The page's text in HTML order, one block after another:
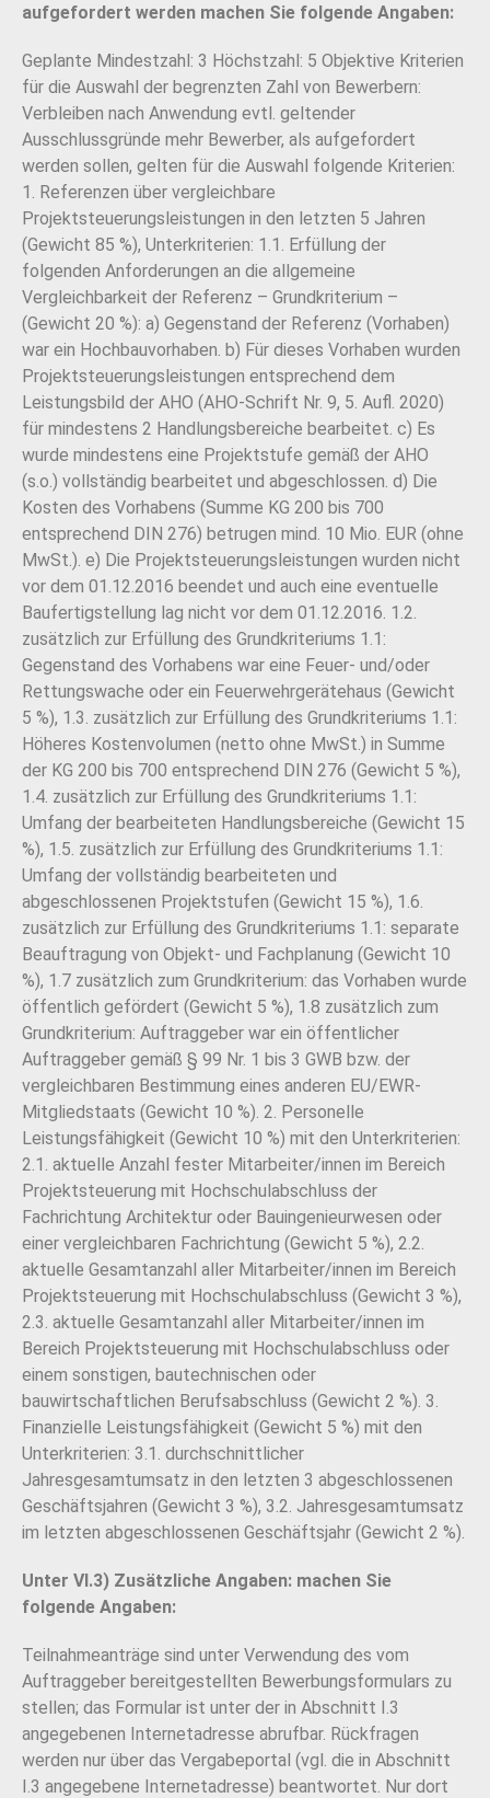
aufgefordert werden machen Sie folgende Angaben:
Geplante Mindestzahl: 3 Höchstzahl: 5 Objektive Kriterien
für die Auswahl der begrenzten Zahl von Bewerbern:
Verbleiben nach Anwendung evtl. geltender
Ausschlussgründe mehr Bewerber, als aufgefordert
werden sollen, gelten für die Auswahl folgende Kriterien:
1. Referenzen über vergleichbare
Projektsteuerungsleistungen in den letzten 5 Jahren
(Gewicht 85 %), Unterkriterien: 1.1. Erfüllung der
folgenden Anforderungen an die allgemeine
Vergleichbarkeit der Referenz – Grundkriterium –
(Gewicht 20 %): a) Gegenstand der Referenz (Vorhaben)
war ein Hochbauvorhaben. b) Für dieses Vorhaben wurden
Projektsteuerungsleistungen entsprechend dem
Leistungsbild der AHO (AHO-Schrift Nr. 9, 5. Aufl. 2020)
für mindestens 2 Handlungsbereiche bearbeitet. c) Es
wurde mindestens eine Projektstufe gemäß der AHO
(s.o.) vollständig bearbeitet und abgeschlossen. d) Die
Kosten des Vorhabens (Summe KG 200 bis 700
entsprechend DIN 276) betrugen mind. 10 Mio. EUR (ohne
MwSt.). e) Die Projektsteuerungsleistungen wurden nicht
vor dem 01.12.2016 beendet und auch eine eventuelle
Baufertigstellung lag nicht vor dem 01.12.2016. 1.2.
zusätzlich zur Erfüllung des Grundkriteriums 1.1:
Gegenstand des Vorhabens war eine Feuer- und/oder
Rettungswache oder ein Feuerwehrgerätehaus (Gewicht
5 %), 1.3. zusätzlich zur Erfüllung des Grundkriteriums 1.1:
Höheres Kostenvolumen (netto ohne MwSt.) in Summe
der KG 200 bis 700 entsprechend DIN 276 (Gewicht 5 %),
1.4. zusätzlich zur Erfüllung des Grundkriteriums 1.1:
Umfang der bearbeiteten Handlungsbereiche (Gewicht 15
%), 1.5. zusätzlich zur Erfüllung des Grundkriteriums 1.1:
Umfang der vollständig bearbeiteten und
abgeschlossenen Projektstufen (Gewicht 15 %), 1.6.
zusätzlich zur Erfüllung des Grundkriteriums 1.1: separate
Beauftragung von Objekt- und Fachplanung (Gewicht 10
%), 1.7 zusätzlich zum Grundkriterium: das Vorhaben wurde
öffentlich gefördert (Gewicht 5 %), 1.8 zusätzlich zum
Grundkriterium: Auftraggeber war ein öffentlicher
Auftraggeber gemäß § 99 Nr. 1 bis 3 GWB bzw. der
vergleichbaren Bestimmung eines anderen EU/EWR-
Mitgliedstaats (Gewicht 10 %). 2. Personelle
Leistungsfähigkeit (Gewicht 10 %) mit den Unterkriterien:
2.1. aktuelle Anzahl fester Mitarbeiter/innen im Bereich
Projektsteuerung mit Hochschulabschluss der
Fachrichtung Architektur oder Bauingenieurwesen oder
einer vergleichbaren Fachrichtung (Gewicht 5 %), 2.2.
aktuelle Gesamtanzahl aller Mitarbeiter/innen im Bereich
Projektsteuerung mit Hochschulabschluss (Gewicht 3 %),
2.3. aktuelle Gesamtanzahl aller Mitarbeiter/innen im
Bereich Projektsteuerung mit Hochschulabschluss oder
einem sonstigen, bautechnischen oder
bauwirtschaftlichen Berufsabschluss (Gewicht 2 %). 3.
Finanzielle Leistungsfähigkeit (Gewicht 5 %) mit den
Unterkriterien: 3.1. durchschnittlicher
Jahresgesamtumsatz in den letzten 3 abgeschlossenen
Geschäftsjahren (Gewicht 3 %), 3.2. Jahresgesamtumsatz
im letzten abgeschlossenen Geschäftsjahr (Gewicht 2 %).
Unter VI.3) Zusätzliche Angaben: machen Sie
folgende Angaben:
Teilnahmeanträge sind unter Verwendung des vom
Auftraggeber bereitgestellten Bewerbungsformulars zu
stellen; das Formular ist unter der in Abschnitt I.3
angegebenen Internetadresse abrufbar. Rückfragen
werden nur über das Vergabeportal (vgl. die in Abschnitt
I.3 angegebene Internetadresse) beantwortet. Nur dort